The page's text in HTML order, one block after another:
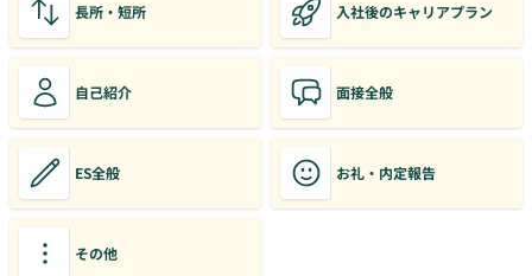
長所・短所 入社後のキャリアプラン
自己紹介 面接全般
ES全般 お礼・内定報告
その他